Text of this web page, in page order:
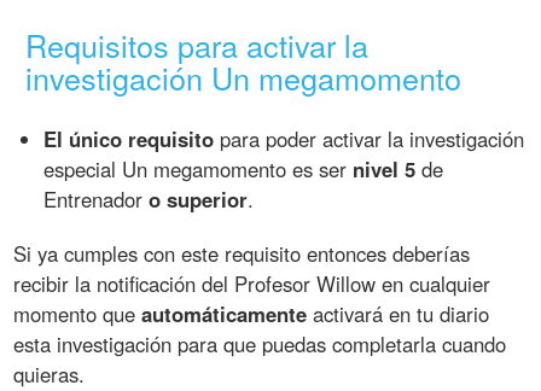
Requisitos para activar la
investigación Un megamomento
El único requisito para poder activar la investigación
especial Un megamomento es ser nivel 5 de
Entrenadoro superior.
Si ya cumples con este requisito entonces deberías
recibir la notificación del Profesor Willow en cualquier
momento queautomáticamente activará en tu diario
esta investigación para que puedas completarla cuando
quieras.